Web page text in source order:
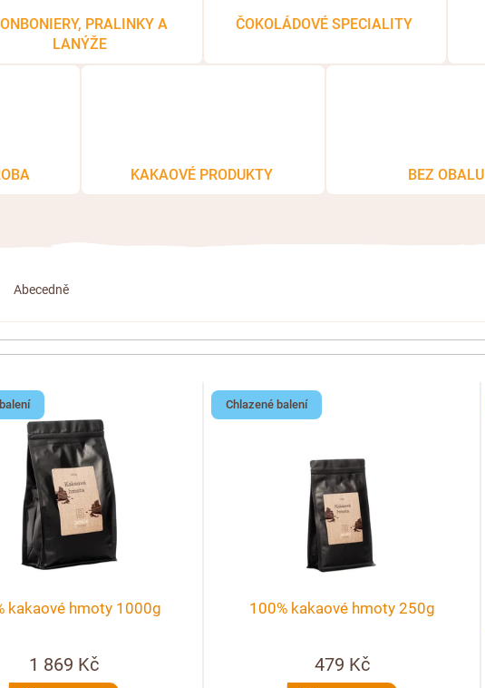
PRALINKY A
LANÝŽE
ČOKOLÁDOVÉ SPECIALITY
KAKAOVÉ PRODUKTY BEZ OBALU
Abecedně
kakaové hmoty 1000g
1 869 Kč
Chlazené balení
100% kakaové hmoty 250g
479 Kč